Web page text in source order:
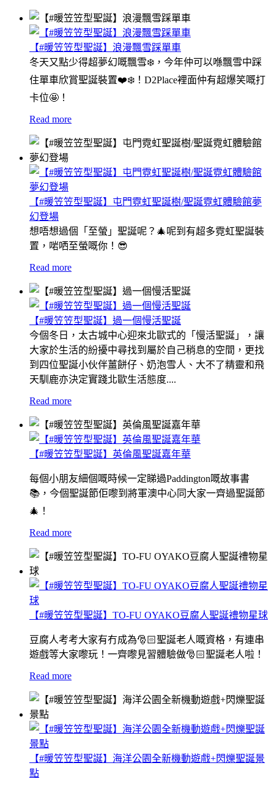
【#暖笠笠型聖誕】浪漫飄雪踩單車
冬天又點少得超夢幻嘅飄雪❄️，今年仲可以喺飄雪中踩
住單車欣賞聖誕裝置❤️❄️！D2Place裡面仲有超爆笑嘅打
卡位🤩！
Read more
【#暖笠笠型聖誕】屯門霓虹聖誕樹/聖誕霓虹體驗館夢
幻登場
想唔想過個「至螢」聖誕呢？🎄呢到有超多霓虹聖誕裝
置，啱哂至螢嘅你！😎
Read more
【#暖笠笠型聖誕】過一個慢活聖誕
今個冬日，太古城中心迎來北歐式的「慢活聖誕」，讓
大家於生活的紛擾中尋找到屬於自己稍息的空間，更找
到四位聖誕小伙伴薑餅仔、奶泡雪人、大不了精靈和飛
天馴鹿亦決定實踐北歐生活態度....
Read more
【#暖笠笠型聖誕】英倫風聖誕嘉年華
每個小朋友細個嘅時候一定睇過Paddington嘅故事書
📚，今個聖誕節佢嚟到將軍澳中心同大家一齊過聖誕節
🎄！
Read more
【#暖笠笠型聖誕】TO-FU OYAKO豆腐人聖誕禮物星球
豆腐人考考大家有冇成為🎅🏻聖誕老人嘅資格，有連串
遊戲等大家嚟玩！一齊嚟見習體驗做🎅🏻聖誕老人啦！
Read more
【#暖笠笠型聖誕】海洋公園全新機動遊戲+閃爍聖誕景
點